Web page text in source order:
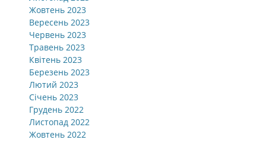
Жовтень 2023
Вересень 2023
Червень 2023
Травень 2023
Квітень 2023
Березень 2023
Лютий 2023
Січень 2023
Грудень 2022
Листопад 2022
Жовтень 2022